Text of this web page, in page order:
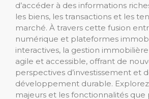
d’accéder à des informations
les biens, les transactions et les
marché. À travers cette fusion
numérique et plateformes
interactives, la gestion
agile et accessible, offrant de
perspectives d’investissement et
développement durable.
majeurs et les fonctionnalités que